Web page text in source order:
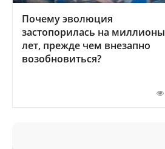
Почему эволюция
застопорилась на миллионы
лет, прежде чем внезапно
возобновиться?